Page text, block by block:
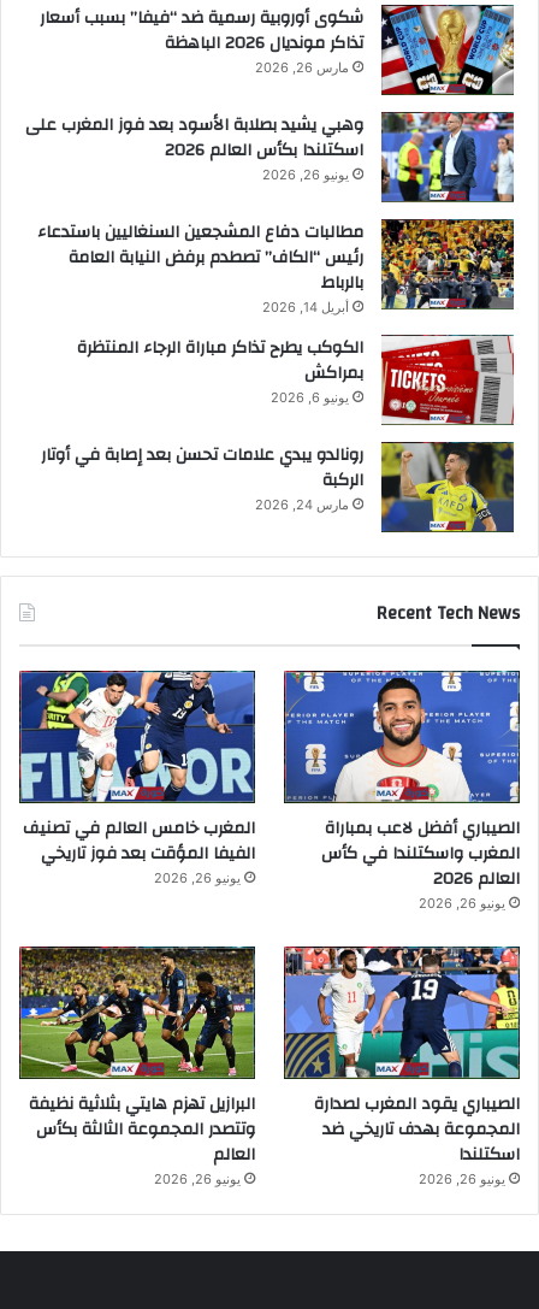
شكوى أوروبية رسمية ضد “فيفا” بسبب أسعار
تذاكر مونديال 2026 الباهظة
مارس 26, 2026
وهبي يشيد بصلابة الأسود بعد فوز المغرب على
اسكتلندا بكأس العالم 2026
يونيو 26, 2026
مطالبات دفاع المشجعين السنغاليين باستدعاء
رئيس “الكاف” تصطدم برفض النيابة العامة
بالرباط
أبريل 14, 2026
الكوكب يطرح تذاكر مباراة الرجاء المنتظرة
بمراكش
يونيو 6, 2026
رونالدو يبدي علامات تحسن بعد إصابة في أوتار
الركبة
مارس 24, 2026
Recent Tech News
الصيباري أفضل لاعب بمباراة
المغرب واسكتلندا في كأس
العالم 2026
يونيو 26, 2026
المغرب خامس العالم في تصنيف
الفيفا المؤقت بعد فوز تاريخي
يونيو 26, 2026
الصيباري يقود المغرب لصدارة
المجموعة بهدف تاريخي ضد
اسكتلندا
يونيو 26, 2026
البرازيل تهزم هايتي بثلاثية نظيفة
وتتصدر المجموعة الثالثة بكأس
العالم
يونيو 26, 2026